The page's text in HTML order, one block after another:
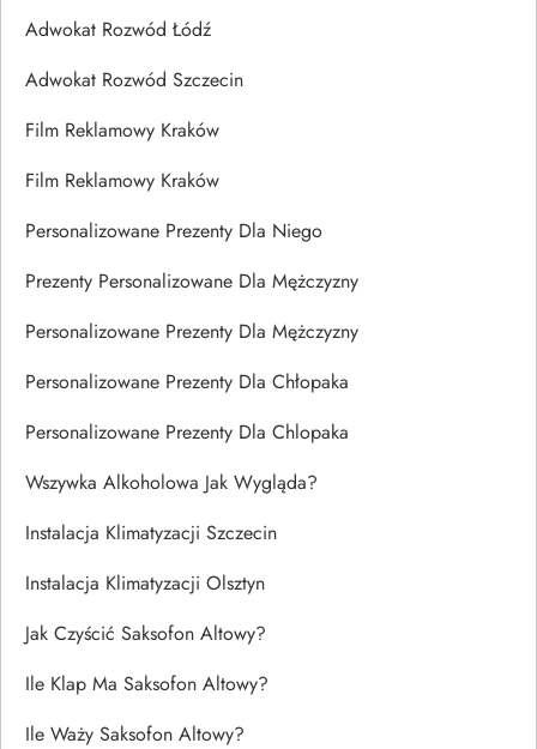
Adwokat Rozwód Łódź
Adwokat Rozwód Szczecin
Film Reklamowy Kraków
Film Reklamowy Kraków
Personalizowane Prezenty Dla Niego
Prezenty Personalizowane Dla Mężczyzny
Personalizowane Prezenty Dla Mężczyzny
Personalizowane Prezenty Dla Chłopaka
Personalizowane Prezenty Dla Chlopaka
Wszywka Alkoholowa Jak Wygląda?
Instalacja Klimatyzacji Szczecin
Instalacja Klimatyzacji Olsztyn
Jak Czyścić Saksofon Altowy?
Ile Klap Ma Saksofon Altowy?
Ile Waży Saksofon Altowy?